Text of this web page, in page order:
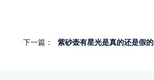
下一篇： 紫砂壶有星光是真的还是假的